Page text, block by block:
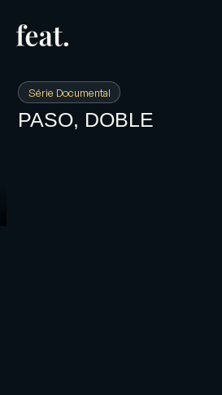
Série Documental
PASO, DOBLE